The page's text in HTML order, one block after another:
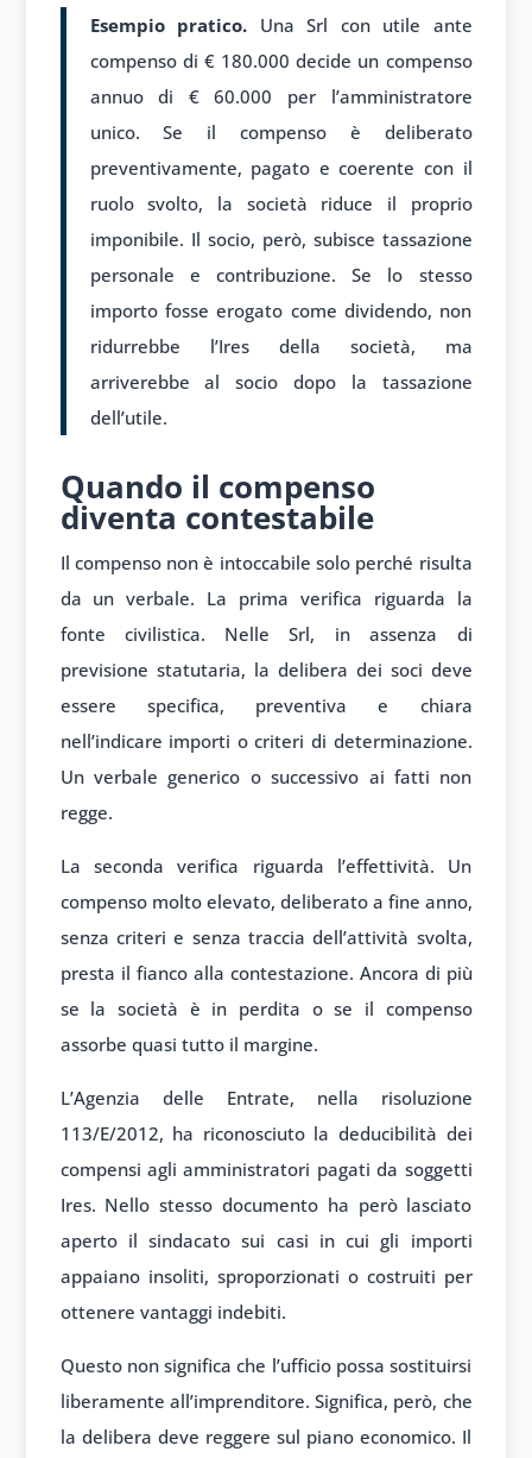
Esempio pratico. Una Srl con utile ante
compenso di € 180.000 decide un compenso
annuo di € 60.000 per l’amministratore
unico. Se il compenso è deliberato
preventivamente, pagato e coerente con il
ruolo svolto, la società riduce il proprio
imponibile. Il socio, però, subisce tassazione
personale e contribuzione. Se lo stesso
importo fosse erogato come dividendo, non
ridurrebbe l’Ires della società, ma
arriverebbe al socio dopo la tassazione
dell’utile.
Quando il compenso
diventa contestabile
Il compenso non è intoccabile solo perché risulta
da un verbale. La prima verifica riguarda la
fonte civilistica. Nelle Srl, in assenza di
previsione statutaria, la delibera dei soci deve
essere specifica, preventiva e chiara
nell’indicare importi o criteri di determinazione.
Un verbale generico o successivo ai fatti non
regge.
La seconda verifica riguarda l’effettività. Un
compenso molto elevato, deliberato a fine anno,
senza criteri e senza traccia dell’attività svolta,
presta il fianco alla contestazione. Ancora di più
se la società è in perdita o se il compenso
assorbe quasi tutto il margine.
L’Agenzia delle Entrate, nella risoluzione
113/E/2012, ha riconosciuto la deducibilità dei
compensi agli amministratori pagati da soggetti
Ires. Nello stesso documento ha però lasciato
aperto il sindacato sui casi in cui gli importi
appaiano insoliti, sproporzionati o costruiti per
ottenere vantaggi indebiti.
Questo non significa che l’ufficio possa sostituirsi
liberamente all’imprenditore. Significa, però, che
la delibera deve reggere sul piano economico. Il